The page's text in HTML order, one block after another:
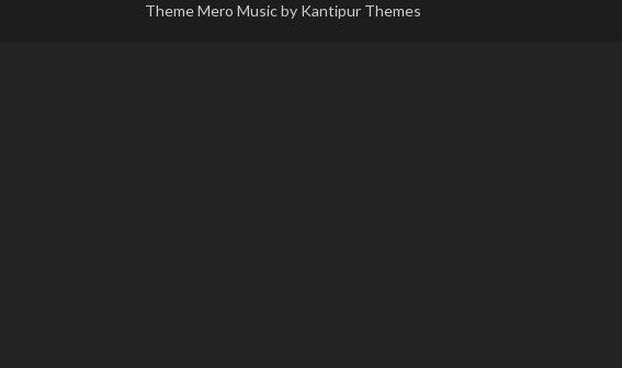
Theme Mero Music by Kantipur Themes